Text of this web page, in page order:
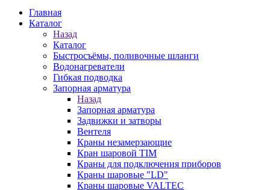
Главная
Каталог
Назад
Каталог
Быстросъёмы, поливочные шланги
Водонагреватели
Гибкая подводка
Запорная арматура
Назад
Запорная арматура
Задвижки и затворы
Вентеля
Краны незамерзающие
Кран шаровой TIM
Краны для подключения приборов
Краны шаровые "LD"
Краны шаровые VALTEC